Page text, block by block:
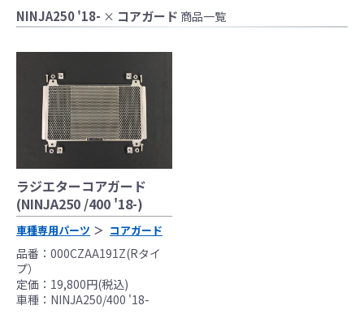
NINJA250 '18- × コアガード 商品一覧
ラジエターコアガード
(NINJA250 /400 '18-)
車種専用パーツ コアガード
品番：000CZAA191Z(Rタイ
プ）
定価：19,800円(税込)
車種：NINJA250/400 '18-
ーツ走行ならびにレース使用を目的としてお
り公道（※）での使用は出来ません。
●国内で開催される全ての競技に対応するわけ
ではございません。
レースでの使用に際しては、主催者が発行す
る競技規則を確認の上、お客様ご自身の判断
により装着をお願い致します。
●取り付けについては専門の資格と知識・経験
を有した整備士が、指定のサービスマニュア
ル、指定の基準に基づいた取り付けを行って
ください。
なお、取付時、使用時、その他で起きた全て
の事故、故障に対し保険、保証等は一切無
く、商品の返品、クレーム等も受付できませ
んので、あらかじめご了承ください。
●商品の仕様・価格につきましては事前の予告